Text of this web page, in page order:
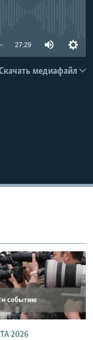
27:29
медиафайл
2026